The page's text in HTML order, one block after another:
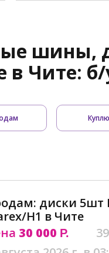
шины,
в Чите:
диски 5шт
H1 в Чите
30 000 Р.